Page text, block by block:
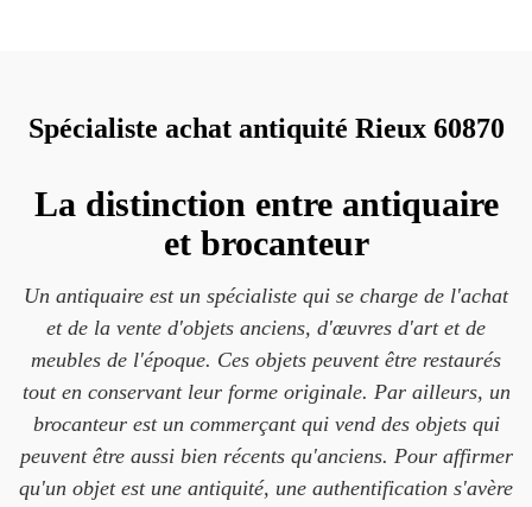
Spécialiste achat antiquité Rieux 60870
La distinction entre antiquaire
et brocanteur
Un antiquaire est un spécialiste qui se charge de l'achat
et de la vente d'objets anciens, d'œuvres d'art et de
meubles de l'époque. Ces objets peuvent être restaurés
tout en conservant leur forme originale. Par ailleurs, un
brocanteur est un commerçant qui vend des objets qui
peuvent être aussi bien récents qu'anciens. Pour affirmer
qu'un objet est une antiquité, une authentification s'avère